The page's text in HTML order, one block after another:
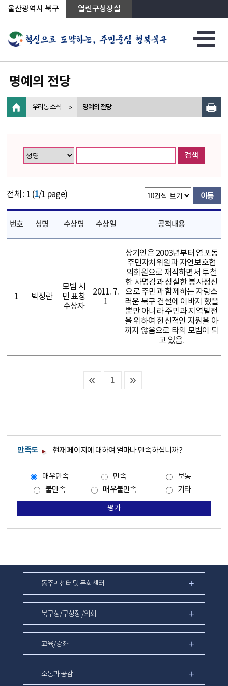
상단메뉴로 바로가기
전체메뉴로 바로가기
왼쪽메뉴로 바로가기
본문으로 바로가기
울산광역시 북구 열린구청장실
명예의 전당
우리동 소식 명예의 전당
검색
전체 : 1 (1/1 page)
번호 성명 수상명 수상일 공적내용
1 박정란
모범 시
민 표창
수상자
2011. 7.
1
상기인은 2003년부터 염포동
주민자치위원과 자연보호협
의회원으로 재직하면서 투철
한 사명감과 성실한 봉사정신
으로 주민과 함께하는 자랑스
러운 북구 건설에 이바지 했을
뿐만 아니라 주민과 지역발전
을 위하여 헌신적인 지원을 아
끼지 않음으로 타의 모범이 되
고 있음.
1
만족도 현재 페이지에 대하여 얼마나 만족하십니까?
매우만족 만족
보통
불만족
매우불만족 기타
평가
동주민센터 및 문화센터
북구청/구청장 /의회
교육/강좌
소통과 공감